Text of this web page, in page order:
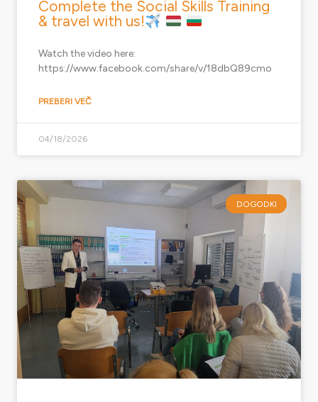
Complete the Social Skills Training
& travel with us!
Watch the video here:
https://www.facebook.com/share/v/18dbQ89cmo
PREBERI VEČ
04/18/2026
DOGODKI